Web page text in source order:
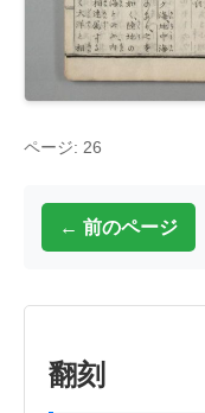
ページ: 26
← 前のページ
翻刻